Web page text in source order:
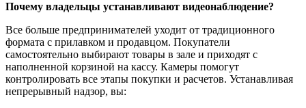
Почему владельцы устанавливают видеонаблюдение?
Все больше предпринимателей уходит от традиционного
формата с прилавком и продавцом. Покупатели
самостоятельно выбирают товары в зале и приходят с
наполненной корзиной на кассу. Камеры помогут
контролировать все этапы покупки и расчетов. Устанавливая
непрерывный надзор, вы: